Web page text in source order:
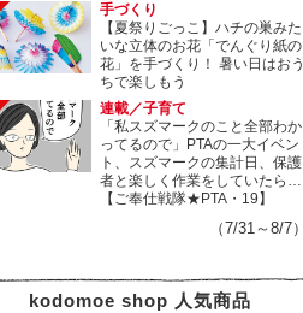
手づくり
【夏祭りごっこ】ハチの巣みた
いな立体のお花「でんぐり紙の
花」を手づくり！ 暑い日はおう
ちで楽しもう
連載／子育て
「私スズマークのこと全部わか
ってるので」PTAの一大イベン
ト、スズマークの集計日、保護
者と楽しく作業をしていたら…
【ご奉仕戦隊★PTA・19】
（7/31～8/7）
kodomoe shop 人気商品